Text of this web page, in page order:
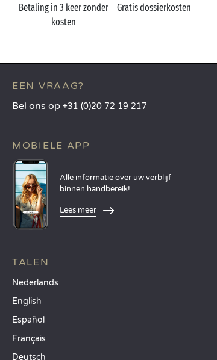
Betaling in 3 keer zonder
kosten
Gratis dossierkosten
EEN VRAAG?
Bel ons op +31 (0)20 72 19 217
MOBIELE APP
Alle informatie over uw verblijf
binnen handbereik!
Lees meer
TALEN
Nederlands
English
Español
Français
Deutsch